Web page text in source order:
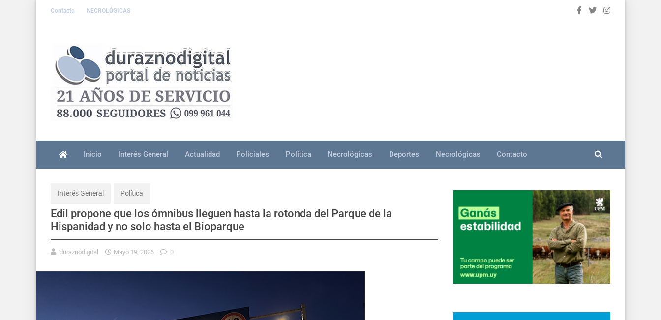
Contacto NECROLÓGICAS
Inicio Interés General Actualidad Policiales Política Necrológicas Deportes Necrológicas Contacto
Interés General Política
Edil propone que los ómnibus lleguen hasta la rotonda del Parque de la
Hispanidad y no solo hasta el Bioparque
duraznodigital Mayo 19, 2026 0